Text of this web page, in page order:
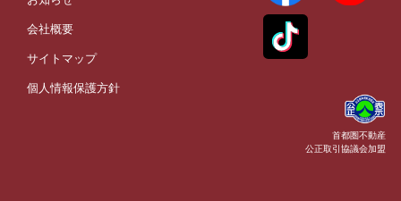
会社概要
サイトマップ
個人情報保護方針
首都圏不動産
公正取引協議会加盟